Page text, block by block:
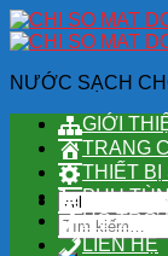
Skip
to
NƯỚC SẠCH
Tìm
kiếm:
GIỚI
TRANG
THIẾT BỊ
PHỤ
HỖ TRỢ
LIÊN HỆ